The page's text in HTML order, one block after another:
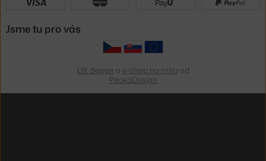
Jsme tu pro vás
UX design a e-shop na míru od
PeckaDesign